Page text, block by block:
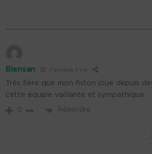
Biensan 7 années il y a
Très fière que mon fiston joue depuis
cette équipe vaillante et sympathique.
0 Répondre